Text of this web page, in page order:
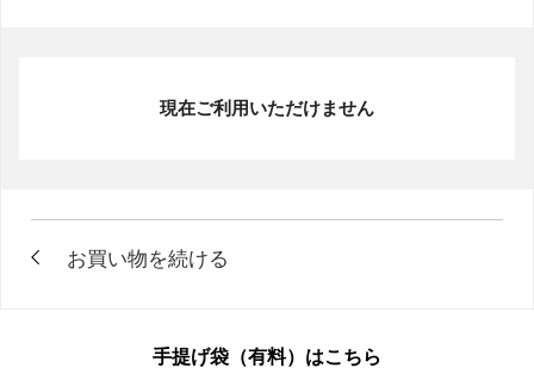
現在ご利用いただけません
手提げ袋（有料）はこちら